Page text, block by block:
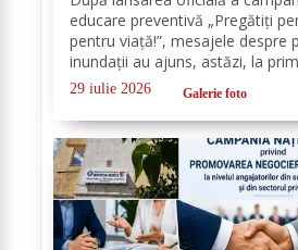
protejeze în cazul
educare preventivă „Pregătiți
pentru viață!”, mesajele despre
inundații au ajuns, astăzi, la
100 de copii, participanți la
la Biserica „Sfântul...
29 iulie 2026 Galerie foto